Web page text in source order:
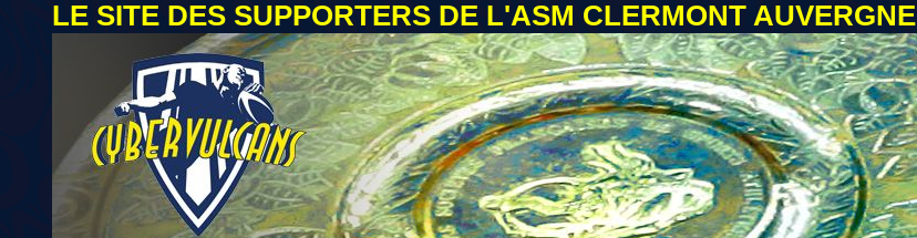
LE SITE DES SUPPORTERS DE L'ASM CLERMONT AUVERGNE